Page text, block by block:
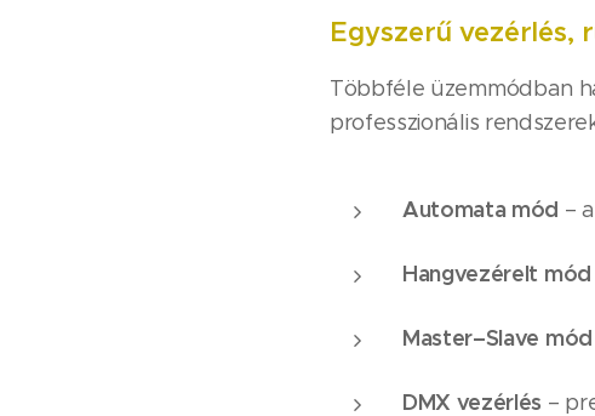
Egyszerű vezérlés,
Többféle üzemmódban
professzionális
Automata mód –
Hangvezérelt mód
Master–Slave mód
DMX vezérlés –